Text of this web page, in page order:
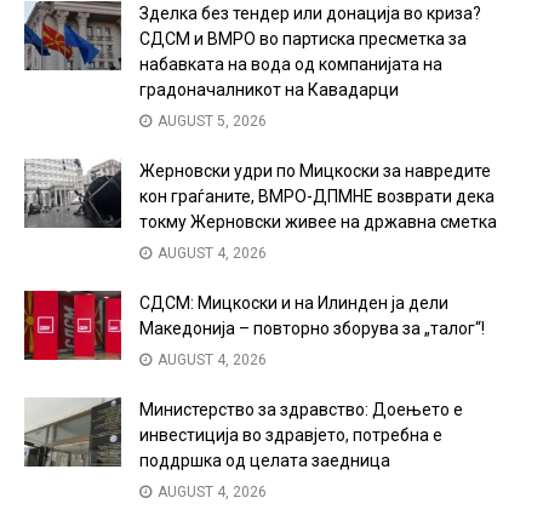
Зделка без тендер или донација во криза?
СДСМ и ВМРО во партиска пресметка за
набавката на вода од компанијата на
градоначалникот на Кавадарци
AUGUST 5, 2026
Жерновски удри по Мицкоски за навредите
кон граѓаните, ВМРО-ДПМНЕ возврати дека
токму Жерновски живее на државна сметка
AUGUST 4, 2026
СДСМ: Мицкоски и на Илинден ја дели
Македонија – повторно зборува за „талог“!
AUGUST 4, 2026
Министерство за здравство: Доењето е
инвестиција во здравјето, потребна е
поддршка од целата заедница
AUGUST 4, 2026